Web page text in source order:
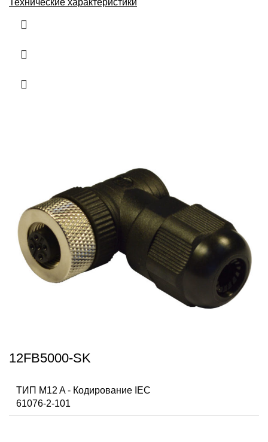
12FB5000-SK
ТИП M12 A - Кодирование IEC
61076-2-101